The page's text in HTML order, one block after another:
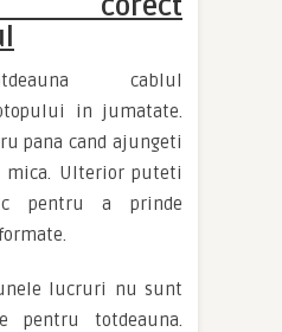
cablul
in jumatate.
pana cand ajungeti
Ulterior puteti
pentru a prinde
lucruri nu sunt
pentru totdeauna.